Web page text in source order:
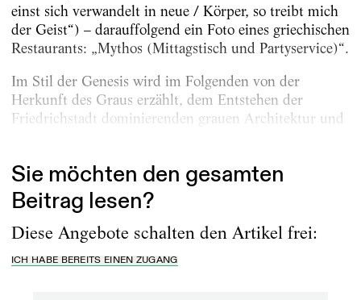
einst sich verwandelt in neue / Körper, so treibt mich
der Geist“) – darauffolgend ein Foto eines griechischen
Restaurants: „Mythos (Mittagstisch und Partyservice)“.
Im Stil der Genesis wird im Folgenden von der
Herkunft des Graus erzählt, dem Entstehen der
Friedrichstadt dominierenden grauen Architektur und
Sie möchten den gesamten
Beitrag lesen?
Diese Angebote schalten den Artikel frei:
ICH HABE BEREITS EINEN ZUGANG